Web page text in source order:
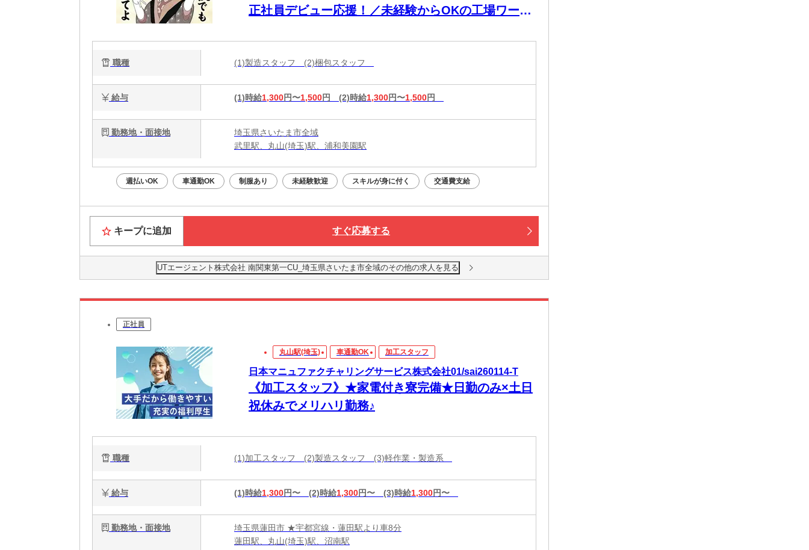
正社員デビュー応援！／未経験からOKの工場ワー
職種 (1)製造スタッフ (2)梱包スタッフ
給与 (1)時給1,300円〜1,500円 (2)時給1,300円〜1,500円
勤務地・面接地
埼玉県さいたま市全域
武里駅、丸山(埼玉)駅、浦和美園駅
週払いOK 車通勤OK 制服あり 未経験歓迎 スキルが身に付く 交通費支給
キープに追加 すぐ応募する
UTエージェント株式会社 南関東第一CU_埼玉県さいたま市全域のその他の求人を見る
正社員
丸山駅(埼玉) 車通勤OK 加工スタッフ
日本マニュファクチャリングサービス株式会社01/sai260114-T
《加工スタッフ》★家電付き寮完備★日勤のみ×土日
祝休みでメリハリ勤務♪
職種 (1)加工スタッフ (2)製造スタッフ (3)軽作業・製造系
給与 (1)時給1,300円〜 (2)時給1,300円〜 (3)時給1,300円〜
勤務地・面接地
埼玉県蓮田市 ★宇都宮線・蓮田駅より車8分
蓮田駅、丸山(埼玉)駅、沼南駅